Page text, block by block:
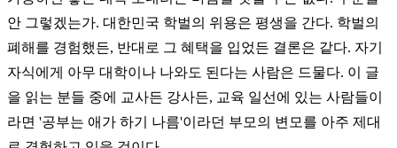
안 그렇겠는가. 대한민국 학벌의 위용은 평생을 간다. 학벌의
폐해를 경험했든, 반대로 그 혜택을 입었든 결론은 같다. 자기
자식에게 아무 대학이나 나와도 된다는 사람은 드물다. 이 글
을 읽는 분들 중에 교사든 강사든, 교육 일선에 있는 사람들이
라면 '공부는 애가 하기 나름'이라던 부모의 변모를 아주 제대